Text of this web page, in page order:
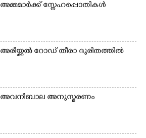
അമ്മമാർക്ക് സ്നേഹപ്പൊതികൾ
അരീയ്ക്കൽ റോഡ് തീരാ ദുരിതത്തിൽ
അവനീബാല അനുസ്മരണം